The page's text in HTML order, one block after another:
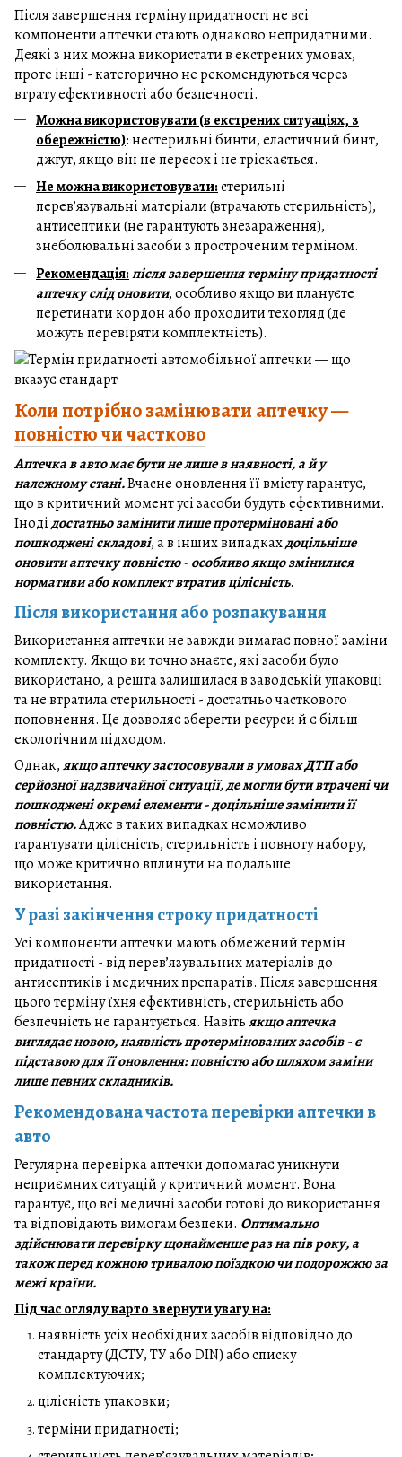
Після завершення терміну придатності не всі
компоненти аптечки стають однаково непридатними.
Деякі з них можна використати в екстрених умовах,
проте інші - категорично не рекомендуються через
втрату ефективності або безпечності.
Можна використовувати (в екстрених ситуаціях, з
обережністю): нестерильні бинти, еластичний бинт,
джгут, якщо він не пересох і не тріскається.
Не можна використовувати:стерильні
перев’язувальні матеріали (втрачають стерильність),
антисептики (не гарантують знезараження),
знеболювальні засоби з простроченим терміном.
Рекомендація:після завершення терміну придатності
аптечку слід оновити, особливо якщо ви плануєте
перетинати кордон або проходити техогляд (де
можуть перевіряти комплектність).
Коли потрібно замінювати аптечку —
повністю чи частково
Аптечка в авто має бути не лише в наявності, а й у
належному стані.Вчасне оновлення її вмісту гарантує,
що в критичний момент усі засоби будуть ефективними.
Інодідостатньо замінити лише протерміновані або
пошкоджені складові, а в інших випадкахдоцільніше
оновити аптечку повністю - особливо якщо змінилися
нормативи або комплект втратив цілісність.
Після використання або розпакування
Використання аптечки не завжди вимагає повної заміни
комплекту. Якщо ви точно знаєте, які засоби було
використано, а решта залишилася в заводській упаковці
та не втратила стерильності - достатньо часткового
поповнення. Це дозволяє зберегти ресурси й є більш
екологічним підходом.
Однак,якщо аптечку застосовували в умовах ДТП або
серйозної надзвичайної ситуації, де могли бути втрачені чи
пошкоджені окремі елементи - доцільніше замінити її
повністю.Адже в таких випадках неможливо
гарантувати цілісність, стерильність і повноту набору,
що може критично вплинути на подальше
використання.
У разі закінчення строку придатності
Усі компоненти аптечки мають обмежений термін
придатності - від перев’язувальних матеріалів до
антисептиків і медичних препаратів. Після завершення
цього терміну їхня ефективність, стерильність або
безпечність не гарантується. Навітьякщо аптечка
виглядає новою, наявність протермінованих засобів - є
підставою для її оновлення: повністю або шляхом заміни
лише певних складників.
Рекомендована частота перевірки аптечки в
авто
Регулярна перевірка аптечки допомагає уникнути
неприємних ситуацій у критичний момент. Вона
гарантує, що всі медичні засоби готові до використання
та відповідають вимогам безпеки. Оптимально
здійснювати перевірку щонайменше раз на пів року, а
також перед кожною тривалою поїздкою чи подорожжю за
межі країни.
Під час огляду варто звернути увагу на:
наявність усіх необхідних засобів відповідно до
стандарту (ДСТУ, ТУ або DIN) або списку
комплектуючих;
цілісність упаковки;
терміни придатності;